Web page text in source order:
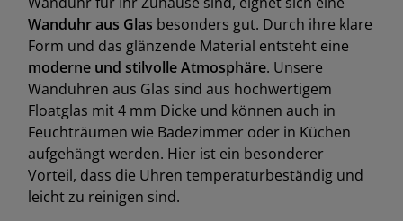
Wanduhr aus Glas besonders gut. Durch ihre klare
Form und das glänzende Material entsteht eine
moderne und stilvolle Atmosphäre. Unsere
Wanduhren aus Glas sind aus hochwertigem
Floatglas mit 4 mm Dicke und können auch in
Feuchträumen wie Badezimmer oder in Küchen
aufgehängt werden. Hier ist ein besonderer
Vorteil, dass die Uhren temperaturbeständig und
leicht zu reinigen sind.